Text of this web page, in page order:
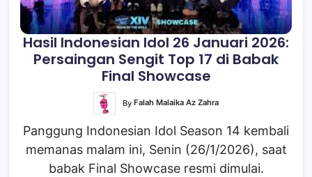
Hasil Indonesian Idol 26 Januari 2026:
Persaingan Sengit Top 17 di Babak
Final Showcase
By Falah Malaika Az Zahra
Panggung Indonesian Idol Season 14 kembali
memanas malam ini, Senin (26/1/2026), saat
babak Final Showcase resmi dimulai.